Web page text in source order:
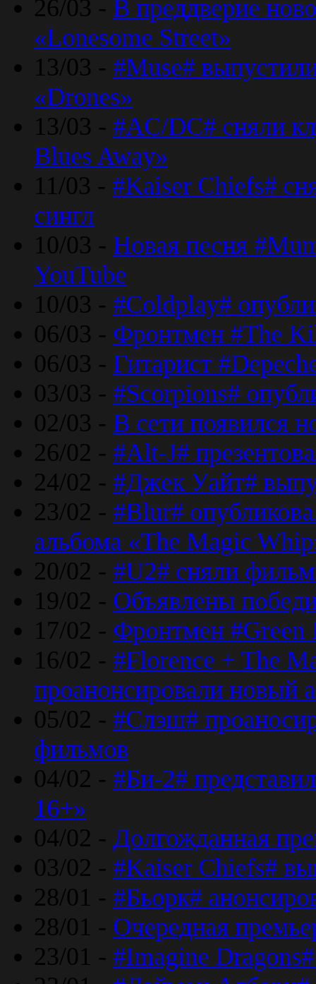
26/03 - В преддверие
«Lonesome Street»
13/03 - #Muse#
«Drones»
13/03 - #AC/DC# сняли
Blues Away»
11/03 - #Kaiser Chiefs#
сингл
10/03 - Новая песня
YouTube
10/03 - #Coldplay#
06/03 - Фронтмен #The
06/03 - Гитарист
03/03 - #Scorpions#
02/03 - В сети появился
26/02 - #Alt-J#
24/02 - #Джек Уайт#
23/02 - #Blur#
альбома «The Magic
20/02 - #U2# сняли
19/02 - Объявлены
17/02 - Фронтмен #Green
16/02 - #Florence + The
проанонсировали новый
05/02 - #Слэш#
фильмов
04/02 - #Би-2#
16+»
04/02 - Долгожданная
03/02 - #Kaiser Chiefs#
28/01 - #Бьорк#
28/01 - Очередная
23/01 - #Imagine